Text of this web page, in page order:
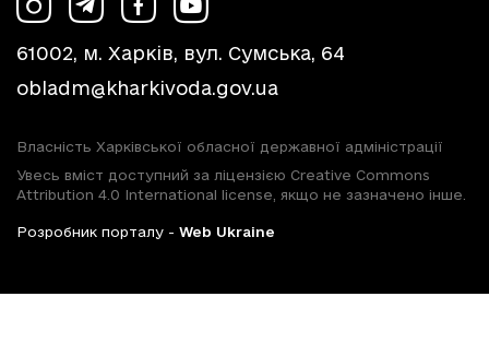
61002, м. Харків, вул. Сумська, 64
obladm@kharkivoda.gov.ua
Власність Харківської обласної державної адміністрації
Увесь вміст доступний за ліцензією Creative Commons
Attribution 4.0 International license, якщо не зазначено інше.
Розробник порталу - Web Ukraine